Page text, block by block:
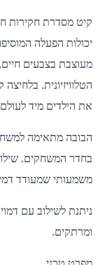
קיט מסדרת חקירות
יכולות הפעלה
מעוצבת בצבעים
הטלוויזיונית.
את הילדים מיד
הבובה מתאימה
בחדר המשחקים.
משמעותי שמעודד
ניתנת לשילוב עם
ומרתקים.